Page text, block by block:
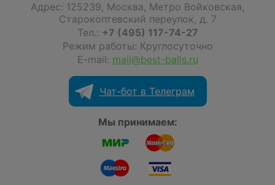
Адрес: 125239, Москва, Метро Войковская,
Старокоптевский переулок, д. 7
Тел.: +7 (495) 117-74-27
Режим работы: Круглосуточно
E-mail: mail@best-balls.ru
Чат-бот в Телеграм
Мы принимаем: